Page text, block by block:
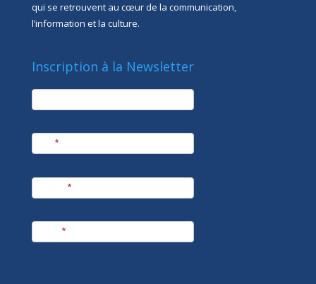
qui se retrouvent au cœur de la communication,
l’information et la culture.
Inscription à la Newsletter
newsletter
*
*
*